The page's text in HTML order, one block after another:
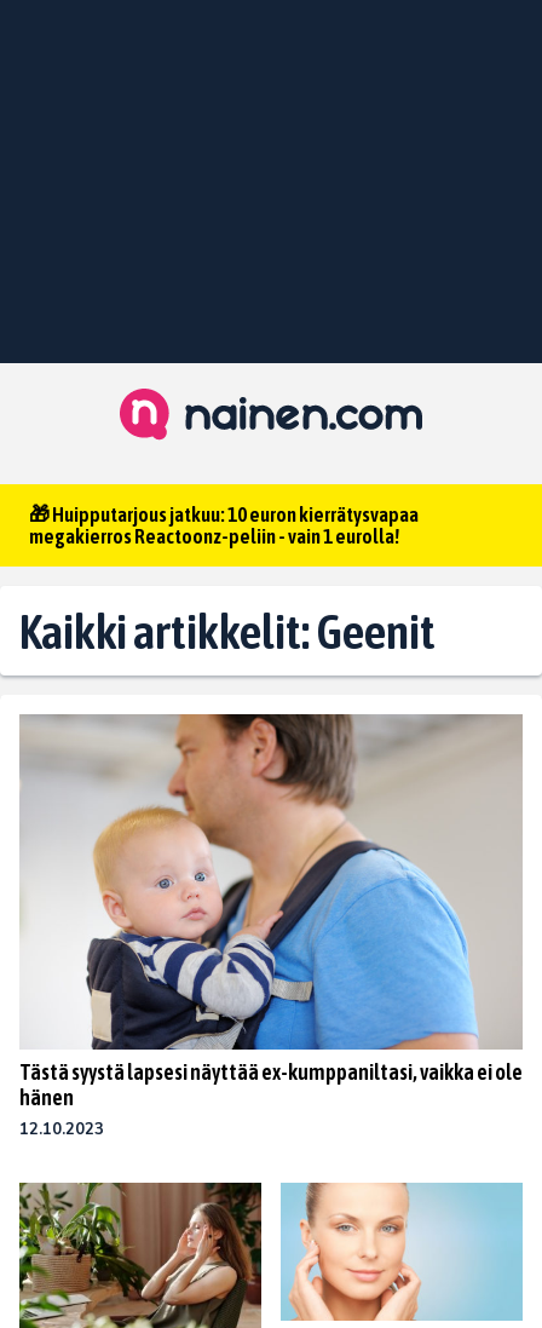
🎁 Huipputarjous jatkuu: 10 euron kierrätysvapaa
megakierros Reactoonz-peliin - vain 1 eurolla!
Kaikki artikkelit: Geenit
Tästä syystä lapsesi näyttää ex-kumppaniltasi, vaikka ei ole
hänen
12.10.2023